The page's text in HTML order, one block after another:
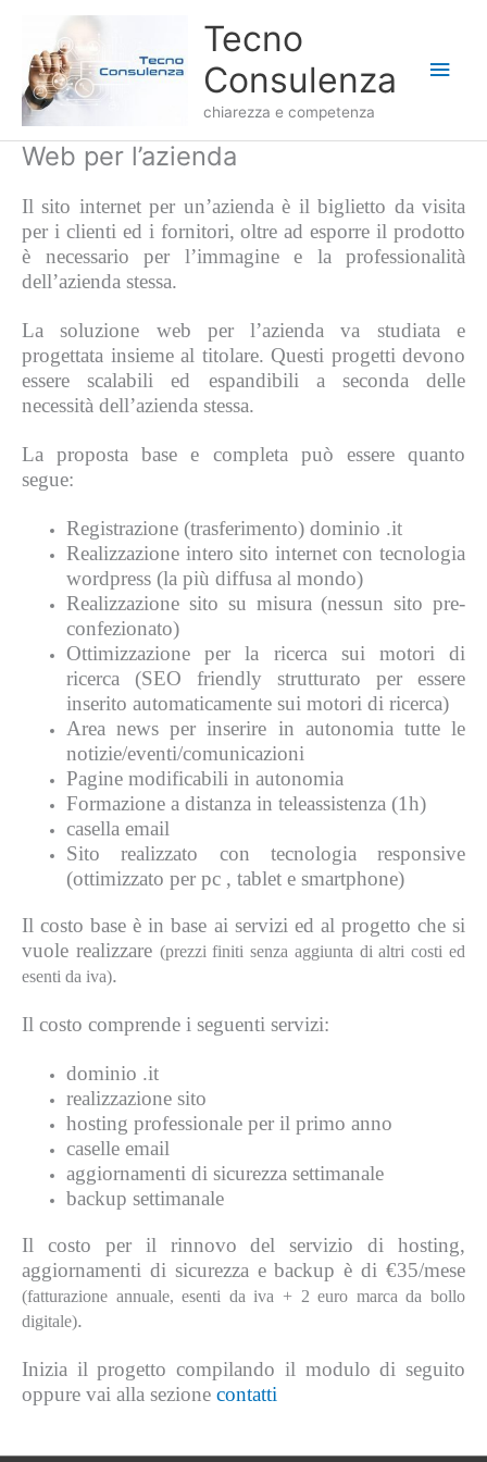
contenuto
Tecno
Consulenza
chiarezza e competenza
Web per l’azienda
Il sito internet per un’azienda è il biglietto da visita
per i clienti ed i fornitori, oltre ad esporre il prodotto
è necessario per l’immagine e la professionalità
dell’azienda stessa.
La soluzione web per l’azienda va studiata e
progettata insieme al titolare. Questi progetti devono
essere scalabili ed espandibili a seconda delle
necessità dell’azienda stessa.
La proposta base e completa può essere quanto
segue:
Registrazione (trasferimento) dominio .it
Realizzazione intero sito internet con tecnologia
wordpress (la più diffusa al mondo)
Realizzazione sito su misura (nessun sito pre-
confezionato)
Ottimizzazione per la ricerca sui motori di
ricerca (SEO friendly strutturato per essere
inserito automaticamente sui motori di ricerca)
Area news per inserire in autonomia tutte le
notizie/eventi/comunicazioni
Pagine modificabili in autonomia
Formazione a distanza in teleassistenza (1h)
casella email
Sito realizzato con tecnologia responsive
(ottimizzato per pc , tablet e smartphone)
Il costo base è in base ai servizi ed al progetto che si
vuole realizzare (prezzi finiti senza aggiunta di altri costi ed
esenti da iva).
Il costo comprende i seguenti servizi:
dominio .it
realizzazione sito
hosting professionale per il primo anno
caselle email
aggiornamenti di sicurezza settimanale
backup settimanale
Il costo per il rinnovo del servizio di hosting,
aggiornamenti di sicurezza e backup è di €35/mese
(fatturazione annuale, esenti da iva + 2 euro marca da bollo
digitale).
Inizia il progetto compilando il modulo di seguito
oppure vai alla sezione contatti